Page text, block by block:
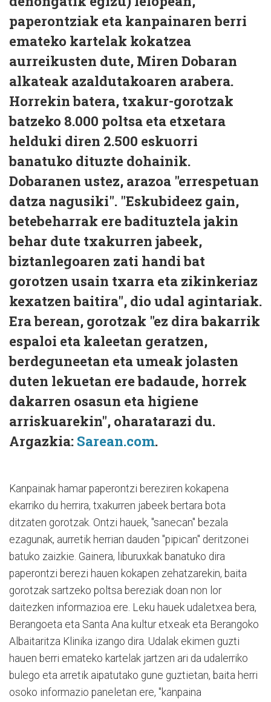
paperontziak eta kanpainaren berri
emateko kartelak kokatzea
aurreikusten dute, Miren Dobaran
alkateak azaldutakoaren arabera.
Horrekin batera, txakur-gorotzak
batzeko 8.000 poltsa eta etxetara
helduki diren 2.500 eskuorri
banatuko dituzte dohainik.
Dobaranen ustez, arazoa "errespetuan
datza nagusiki". "Eskubideez gain,
betebeharrak ere badituztela jakin
behar dute txakurren jabeek,
biztanlegoaren zati handi bat
gorotzen usain txarra eta zikinkeriaz
kexatzen baitira", dio udal agintariak.
Era berean, gorotzak "ez dira bakarrik
espaloi eta kaleetan geratzen,
berdeguneetan eta umeak jolasten
duten lekuetan ere badaude, horrek
dakarren osasun eta higiene
arriskuarekin", oharatarazi du.
Argazkia: Sarean.com.
Kanpainak hamar paperontzi bereziren kokapena
ekarriko du herrira, txakurren jabeek bertara bota
ditzaten gorotzak. Ontzi hauek, "sanecan" bezala
ezagunak, aurretik herrian dauden "pipican" deritzonei
batuko zaizkie. Gainera, liburuxkak banatuko dira
paperontzi berezi hauen kokapen zehatzarekin, baita
gorotzak sartzeko poltsa bereziak doan non lor
daitezken informazioa ere. Leku hauek udaletxea bera,
Berangoeta eta Santa Ana kultur etxeak eta Berangoko
Albaitaritza Klinika izango dira. Udalak ekimen guzti
hauen berri emateko kartelak jartzen ari da udalerriko
bulego eta arretik aipatutako gune guztietan, baita herri
osoko informazio paneletan ere, "kanpaina